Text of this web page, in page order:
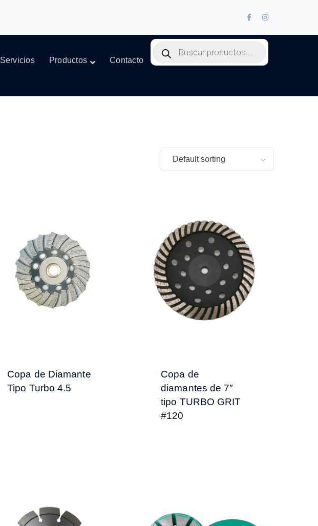
FacebookInstagram
search
Servicios Productos Contacto
Copa de Diamante
Tipo Turbo 4.5
Copa de
diamantes de 7″
tipo TURBO GRIT
#120